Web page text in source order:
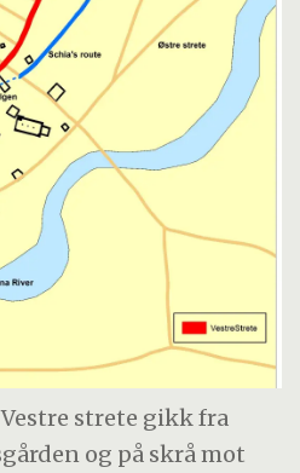
strete gikk fra
og på skrå mot